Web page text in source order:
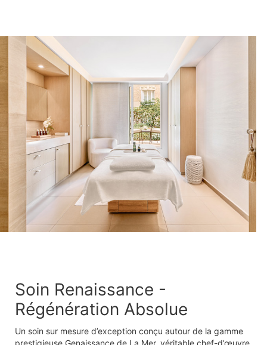
Soin Renaissance -
Régénération Absolue
Un soin sur mesure d’exception conçu autour de la gamme